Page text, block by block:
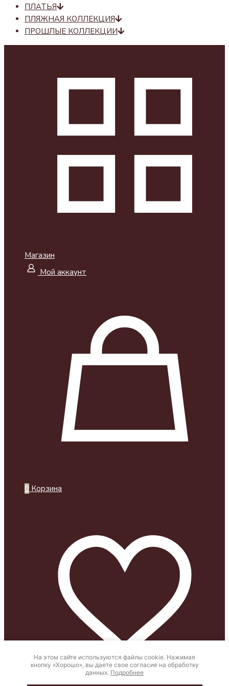
ПЛАТЬЯ
ПЛЯЖНАЯ КОЛЛЕКЦИЯ
ПРОШЛЫЕ КОЛЛЕКЦИИ
Магазин
Мой аккаунт
0 Корзина
На этом сайте используются файлы cookie. Нажимая
кнопку «Хорошо», вы даете свое согласие на обработку
данных. Подробнее